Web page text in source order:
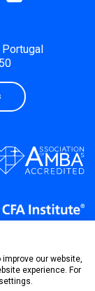
our website,
experience. For